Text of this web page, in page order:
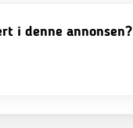
i denne annonsen?